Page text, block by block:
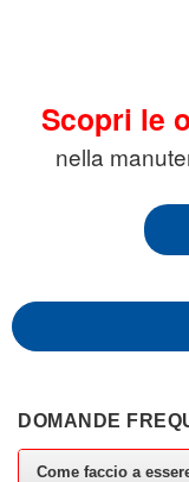
Scopri le
nella
DOMANDE
Come faccio a